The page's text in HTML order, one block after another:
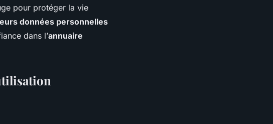
pour protéger la vie
données personnelles
dans l’annuaire